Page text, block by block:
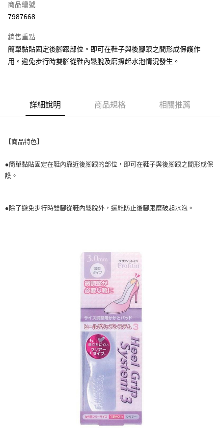
超商取貨付款
街口支付
悠遊付
AFTEE先享後付
相關說明
便利好安心！
２．便利：只要手機號碼，簡訊認證，即可結帳。
３．安心：先確認商品／服務後，再付款。
結帳頁面，進行簡訊認證並確認金額後，即可完成結帳。
２．訂單成立數日內，您將收到繳費通知簡訊。
※ 交易是否成功請以「AFTEE先享後付 」之結帳頁面顯示為準，若有關於
是否繳費成功／繳費後需取消欲退款等相關疑問，請聯繫「AFTEE先享後付
https://netprotections.freshdesk.com/support/home
１．透過由恩沛科技股份有限公司提供之「AFTEE先享後付」服務完成之交
易，需依本服務之必要範圍內提供個人資料，並將交易相關給付款項請求債
權轉讓予恩沛科技股份有限公司。
２．關於個人資料處理事宜，請瀏覽以下網址：
https://aftee.tw/terms/#terms3
３．未成年的使用者請事先徵得法定代理人或監護人之同意方可使用
「AFTEE先享後付」，若未經同意申辦者引起之損失，本公司不負相關責
４．使用「AFTEE先享後付」時，將依據個別帳號之用戶狀況，依本公司即
時審查核予不同之上限額度；若仍有額度不足之情形，本公司將視審查結果
５．嚴禁一人註冊多個帳號或使用他人資訊註冊。若發現惡意使用之情形，
恩沛科技股份有限公司將有權停止該用戶之使用額度並採取法律行動。
全家取貨付款
付款後全家取貨
每筆NT$60，滿NT$699(含以上)免運費
每筆NT$80，滿NT$1,000(含以上)免運費
商品編號
7987668
銷售重點
簡單黏貼固定後腳跟部位。即可在鞋子與後腳跟之間形成保護作
用。避免步行時雙腳從鞋內鬆脫及磨擦起水泡情況發生。
詳細說明 商品規格 相關推薦
【商品特色】
●簡單黏貼固定在鞋內靠近後腳跟的部位，即可在鞋子與後腳跟之間形成保
護。
● 除了避免步行時雙腳從鞋內鬆脫外，還能防止後腳跟磨破起水泡。